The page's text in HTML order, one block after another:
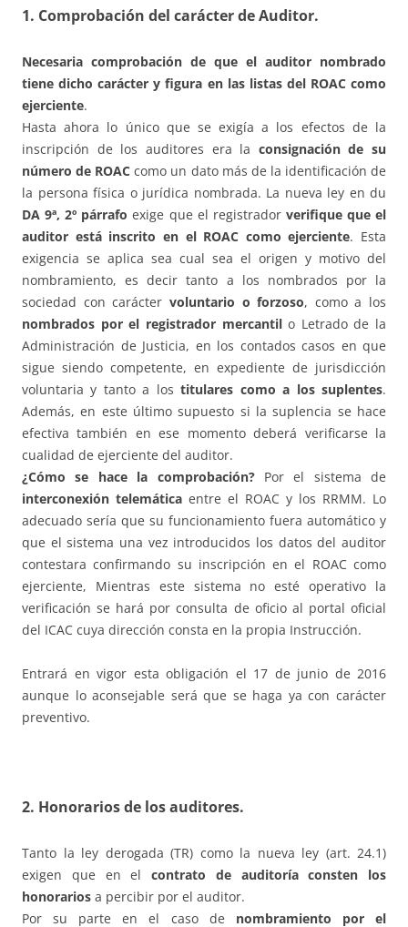
1. Comprobación del carácter de Auditor.
Necesaria comprobación de que el auditor nombrado
tiene dicho carácter y figura en las listas del ROAC como
ejerciente.
Hasta ahora lo único que se exigía a los efectos de la
inscripción de los auditores era la consignación de su
número de ROAC como un dato más de la identificación de
la persona física o jurídica nombrada. La nueva ley en du
DA 9ª, 2º párrafo exige que el registrador verifique que el
auditor está inscrito en el ROAC como ejerciente. Esta
exigencia se aplica sea cual sea el origen y motivo del
nombramiento, es decir tanto a los nombrados por la
sociedad con carácter voluntario o forzoso, como a los
nombrados por el registrador mercantilo Letrado de la
Administración de Justicia, en los contados casos en que
sigue siendo competente, en expediente de jurisdicción
voluntaria y tanto a lostitulares como a los suplentes.
Además, en este último supuesto si la suplencia se hace
efectiva también en ese momento deberá verificarse la
cualidad de ejerciente del auditor.
¿Cómo se hace la comprobación?Por el sistema de
interconexión telemática entre el ROAC y los RRMM. Lo
adecuado sería que su funcionamiento fuera automático y
que el sistema una vez introducidos los datos del auditor
contestara confirmando su inscripción en el ROAC como
ejerciente, Mientras este sistema no esté operativo la
verificación se hará por consulta de oficio al portal oficial
del ICAC cuya dirección consta en la propia Instrucción.
Entrará en vigor esta obligación el 17 de junio de 2016
aunque lo aconsejable será que se haga ya con carácter
preventivo.
2. Honorarios de los auditores.
Tanto la ley derogada (TR) como la nueva ley (art. 24.1)
exigen que en el contrato de auditoría consten los
honorarios a percibir por el auditor.
Por su parte en el caso de nombramiento por el